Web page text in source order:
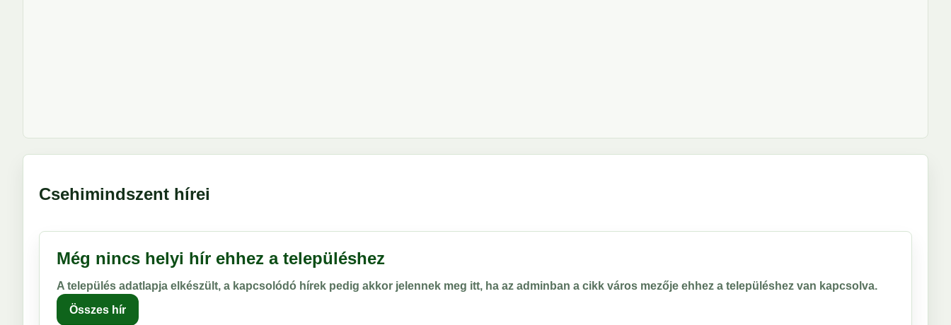
Csehimindszent hírei
Még nincs helyi hír ehhez a településhez
A település adatlapja elkészült, a kapcsolódó hírek pedig akkor jelennek meg itt, ha az adminban a cikk város mezője ehhez a településhez van kapcsolva.
Összes hír